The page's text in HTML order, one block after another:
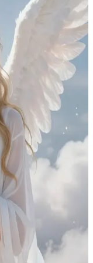
ingin merebut
malaikat Marouella,
ancaman
memilih
sang malaikat
segera datang!